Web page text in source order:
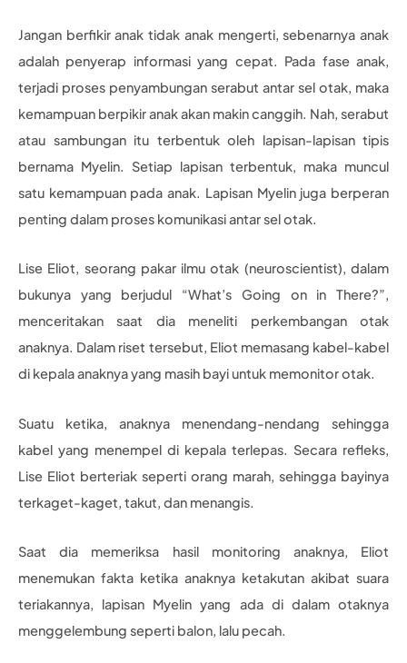
Jangan berfikir anak tidak anak mengerti, sebenarnya anak
adalah penyerap informasi yang cepat. Pada fase anak,
terjadi proses penyambungan serabut antar sel otak, maka
kemampuan berpikir anak akan makin canggih. Nah, serabut
atau sambungan itu terbentuk oleh lapisan-lapisan tipis
bernama Myelin. Setiap lapisan terbentuk, maka muncul
satu kemampuan pada anak. Lapisan Myelin juga berperan
penting dalam proses komunikasi antar sel otak.
Lise Eliot, seorang pakar ilmu otak (neuroscientist), dalam
bukunya yang berjudul “What’s Going on in There?”,
menceritakan saat dia meneliti perkembangan otak
anaknya. Dalam riset tersebut, Eliot memasang kabel-kabel
di kepala anaknya yang masih bayi untuk memonitor otak.
Suatu ketika, anaknya menendang-nendang sehingga
kabel yang menempel di kepala terlepas. Secara refleks,
Lise Eliot berteriak seperti orang marah, sehingga bayinya
terkaget-kaget, takut, dan menangis.
Saat dia memeriksa hasil monitoring anaknya, Eliot
menemukan fakta ketika anaknya ketakutan akibat suara
teriakannya, lapisan Myelin yang ada di dalam otaknya
menggelembung seperti balon, lalu pecah.